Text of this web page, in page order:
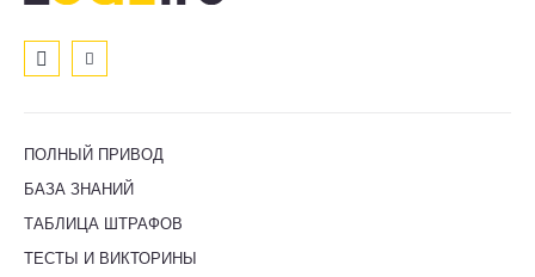
ПОЛНЫЙ ПРИВОД
БАЗА ЗНАНИЙ
ТАБЛИЦА ШТРАФОВ
ТЕСТЫ И ВИКТОРИНЫ